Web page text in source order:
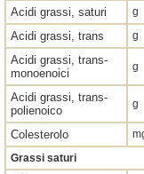
Acidi grassi, saturi g
Acidi grassi, trans g
Acidi grassi, trans-
monoenoici
g
Acidi grassi, trans-
polienoico
g
Colesterolo
Grassi saturi